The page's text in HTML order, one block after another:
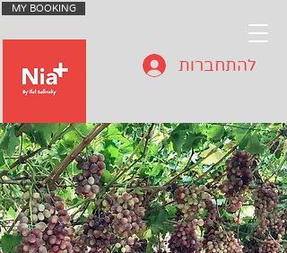
MY BOOKING
להתחברות